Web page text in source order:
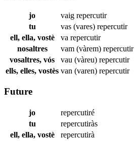
jo vaig repercutir
tu
vas (vares) repercutir
ell, ella, vostè
va repercutir
nosaltres
vam (vàrem) repercutir
vosaltres, vós
vau (vàreu) repercutir
ells, elles, vostès van (varen) repercutir
Future
jo
repercutiré
tu
repercutiràs
ell, ella, vostè
repercutirà